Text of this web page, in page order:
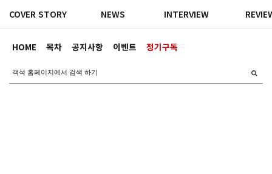
HOME 목차 공지사항 이벤트 정기구독
COVER STORY NEWS INTERVIEW